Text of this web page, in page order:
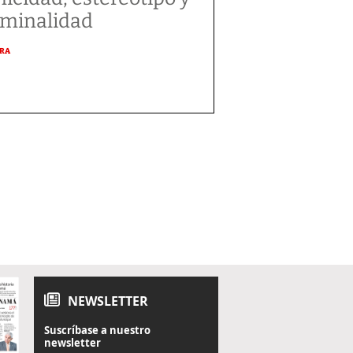
NEWSLETTER
Suscríbase a nuestro
newsletter